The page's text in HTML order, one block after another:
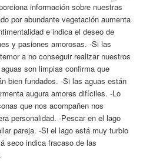
información sobre nuestras
por abundante vegetación aumenta
e indica eldeseo de
y pasiones amorosas. -Si las
a no conseguir realizar nuestros
son limpias confirma que
bien fundados. -Si las aguas están
augura amores difíciles. -Lo
que nos acompañen nos
personalidad. -Pescar en el lago
pareja. -Si el lago está muy turbio
seco indica fracaso de las